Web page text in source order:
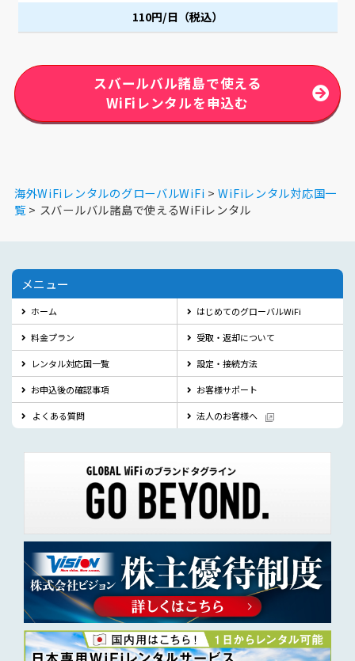
110円/日（税込）
スバールバル諸島で使える
WiFiレンタルを申込む
海外WiFiレンタルのグローバルWiFi
WiFiレンタル対応国一
覧
スバールバル諸島で使えるWiFiレンタル
メニュー
ホーム はじめてのグローバルWiFi
料金プラン 受取・返却について
レンタル対応国一覧 設定・接続方法
お申込後の確認事項 お客様サポート
よくある質問 法人のお客様へ